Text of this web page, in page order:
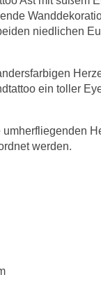
niedlichen
ein toller
werden.